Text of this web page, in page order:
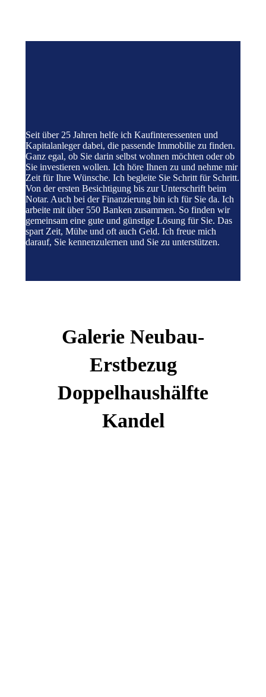
Seit über 25 Jahren helfe ich Kaufinteressenten und
Kapitalanleger dabei, die passende Immobilie zu finden.
Ganz egal, ob Sie darin selbst wohnen möchten oder ob
Sie investieren wollen. Ich höre Ihnen zu und nehme mir
Zeit für Ihre Wünsche. Ich begleite Sie Schritt für Schritt.
Von der ersten Besichtigung bis zur Unterschrift beim
Notar. Auch bei der Finanzierung bin ich für Sie da. Ich
arbeite mit über 550 Banken zusammen. So finden wir
gemeinsam eine gute und günstige Lösung für Sie. Das
spart Zeit, Mühe und oft auch Geld. Ich freue mich
darauf, Sie kennenzulernen und Sie zu unterstützen.
Galerie Neubau-
Erstbezug
Doppelhaushälfte
Kandel